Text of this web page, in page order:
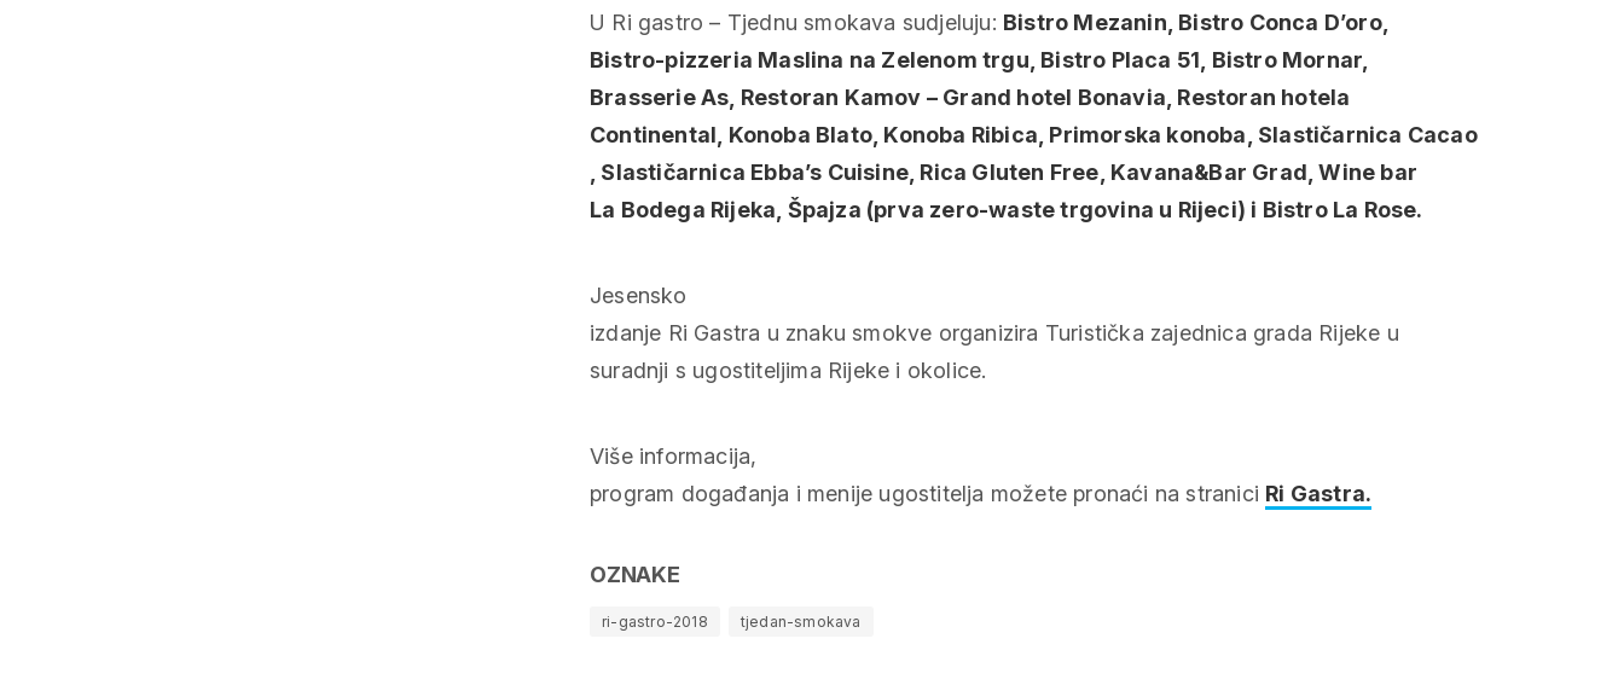
U Ri gastro – Tjednu smokava sudjeluju: Bistro Mezanin, Bistro Conca D’oro,
Bistro-pizzeria Maslina na Zelenom trgu, Bistro Placa 51, Bistro Mornar,
Brasserie As, Restoran Kamov – Grand hotel Bonavia, Restoran hotela
Continental, Konoba Blato, Konoba Ribica, Primorska konoba, Slastičarnica Cacao
, Slastičarnica Ebba’s Cuisine, Rica Gluten Free, Kavana&Bar Grad, Wine bar
La Bodega Rijeka, Špajza (prva zero-waste trgovina u Rijeci) i Bistro La Rose.
Jesensko
izdanje Ri Gastra u znaku smokve organizira Turistička zajednica grada Rijeke u
suradnji s ugostiteljima Rijeke i okolice.
Više informacija,
program događanja i menije ugostitelja možete pronaći na stranici Ri Gastra.
OZNAKE
ri-gastro-2018 tjedan-smokava